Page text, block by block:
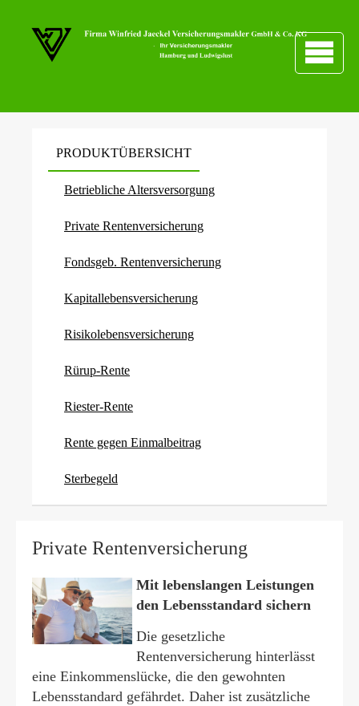
PRODUKTÜBERSICHT
Betriebliche Altersversorgung
Private Rentenversicherung
Fondsgeb. Rentenversicherung
Ka­pi­tal­le­bens­ver­si­che­rung
Risiko­lebens­ver­si­che­rung
Rürup-Rente
Riester-Rente
Rente gegen Einmalbeitrag
Ster­be­geld
Private Rentenversicherung
Mit lebenslangen Leistungen
den Lebensstandard sichern
Die gesetzliche
Rentenversicherung hinterlässt
eine Einkommenslücke, die den gewohnten
Lebensstandard gefährdet. Daher ist zusätzliche